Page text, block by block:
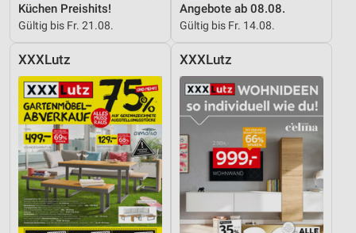
Küchen Preishits!
Gültig bis Fr. 21.08.
Angebote ab 08.08.
Gültig bis Fr. 14.08.
XXXLutz XXXLutz